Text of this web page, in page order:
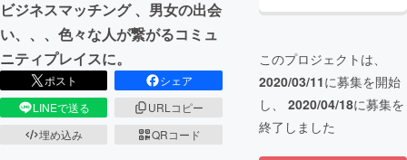
ビジネスマッチング 、男女の出会
い、、、色々な人が繋がるコミュ
ニティプレイスに。
ポスト
シェア
LINEで送る
URLコピー
埋め込み
QRコード
このプロジェクトは、
2020/03/11に募集を開始
し、 2020/04/18に募集を
終了しました